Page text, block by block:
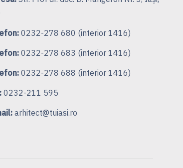
0232-278 680 (interior 1416)
0232-278 683 (interior 1416)
0232-278 688 (interior 1416)
0232-211 595
arhitect@tuiasi.ro